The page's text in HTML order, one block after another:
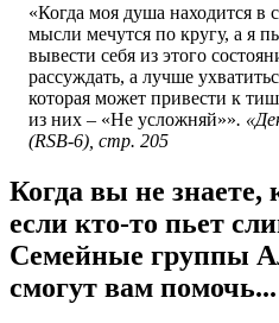
«Когда моя душа находится в
мысли мечутся по кругу, а я
вывести себя из этого
рассуждать, а лучше
которая может привести к
из них – «Не усложняй»».
(RSB-6), стр. 205
Когда вы не знаете,
если кто-то пьет
Семейные группы
смогут вам помочь...